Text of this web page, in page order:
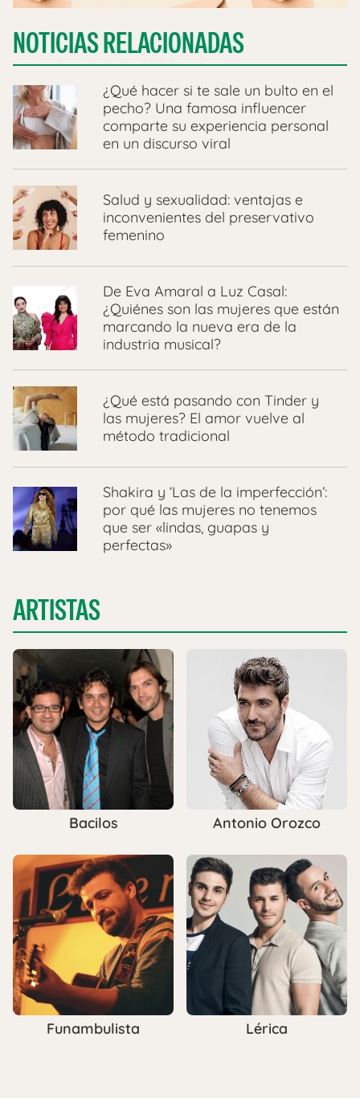
NOTICIAS RELACIONADAS
¿Qué hacer si te sale un bulto en el
pecho? Una famosa influencer
comparte su experiencia personal
en un discurso viral
Salud y sexualidad: ventajas e
inconvenientes del preservativo
femenino
De Eva Amaral a Luz Casal:
¿Quiénes son las mujeres que están
marcando la nueva era de la
industria musical?
¿Qué está pasando con Tinder y
las mujeres? El amor vuelve al
método tradicional
Shakira y ‘Las de la imperfección’:
por qué las mujeres no tenemos
que ser «lindas, guapas y
perfectas»
ARTISTAS
Bacilos Antonio Orozco
Funambulista Lérica